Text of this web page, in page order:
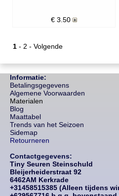
€ 3.50
1 - 2 - Volgende
Informatie:
Betalingsgegevens
Algemene Voorwaarden
Materialen
Blog
Maattabel
Trends van het Seizoen
Sidemap
Retourneren
Contactgegevens:
Tiny Seuren Steinschuld
Bleijerheiderstraat 92
6462AM Kerkrade
+31458515385 (Alleen tijdens